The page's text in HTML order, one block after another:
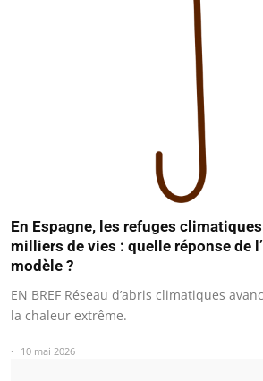
En Espagne, les refuges
milliers de vies : quelle réponse de
modèle ?
EN BREF Réseau d’abris climatiques
la chaleur extrême.
10 mai 2026